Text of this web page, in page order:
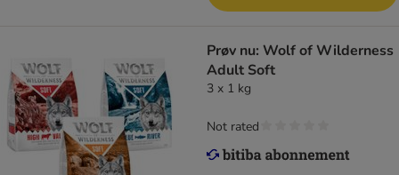
Prøv nu: Wolf of Wilderness
Adult Soft
3 x 1 kg
Not rated